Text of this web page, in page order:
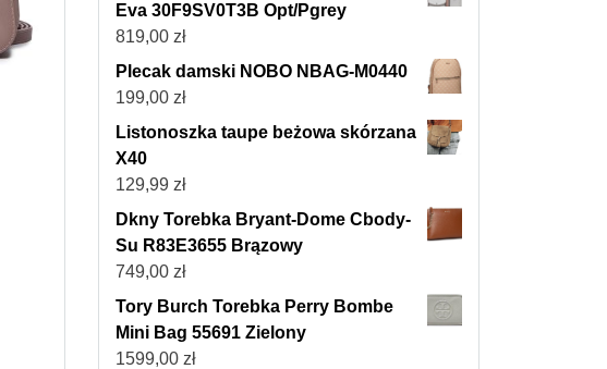
Eva 30F9SV0T3B Opt/Pgrey
819,00 zł
Plecak damski NOBO NBAG-M0440
199,00 zł
Listonoszka taupe beżowa skórzana
X40
129,99 zł
Dkny Torebka Bryant-Dome Cbody-
Su R83E3655 Brązowy
749,00 zł
Tory Burch Torebka Perry Bombe
Mini Bag 55691 Zielony
1599,00 zł